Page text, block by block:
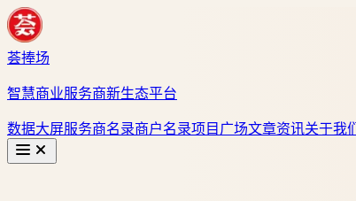
荟捧场
智慧商业服务商新生态平台
数据大屏服务商名录商户名录项目广场文章资讯关于我们